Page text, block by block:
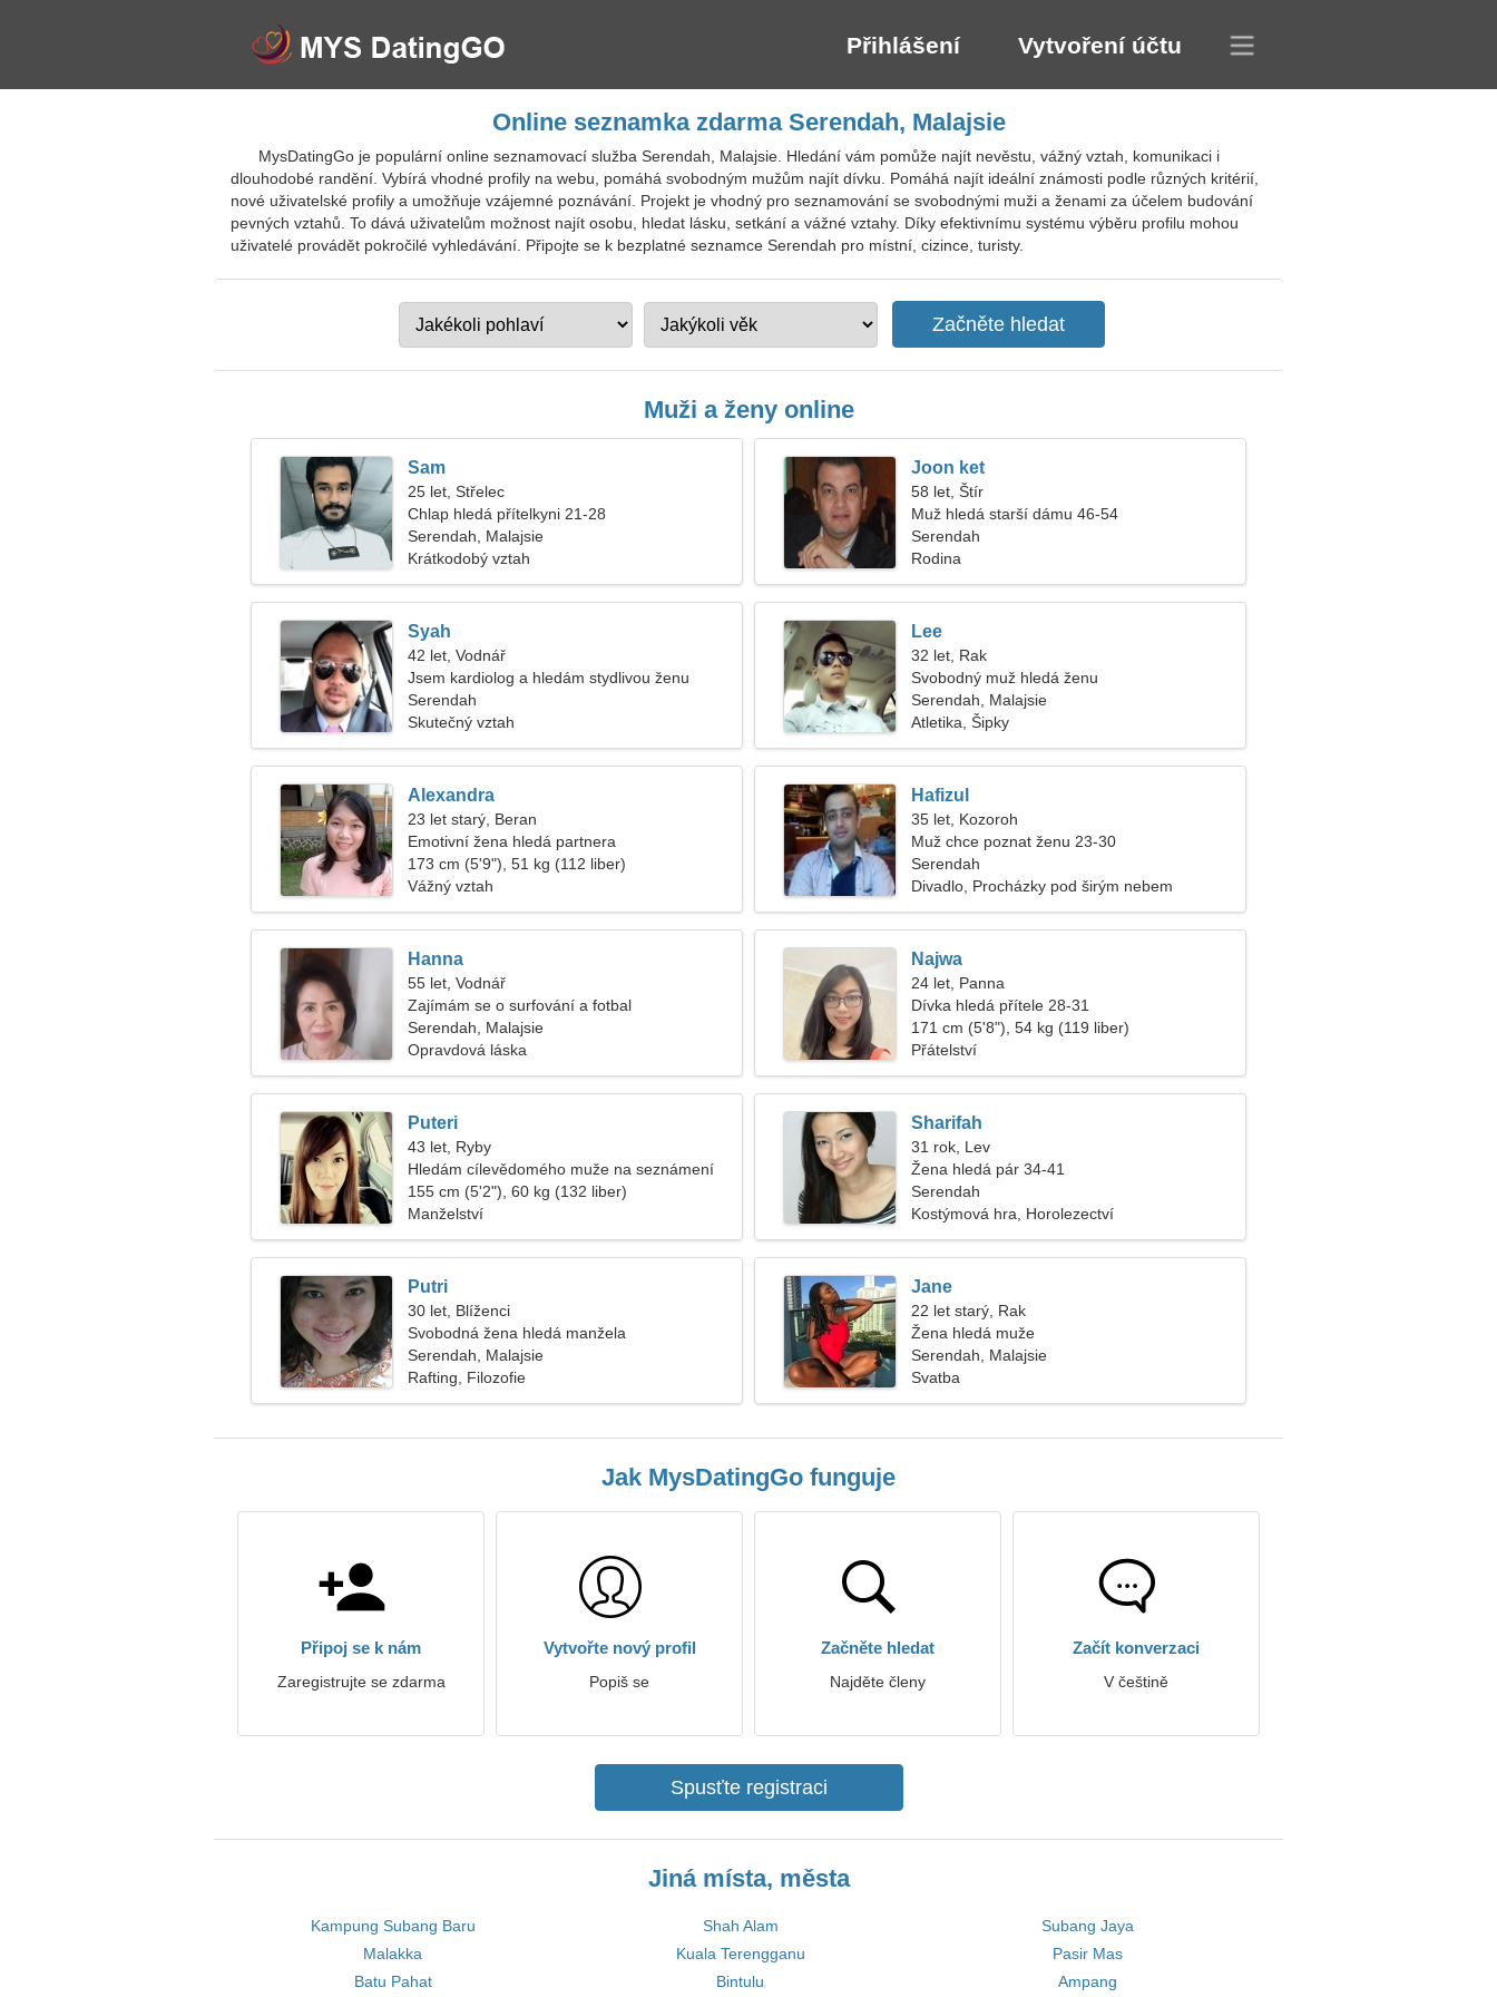
Přihlášení Vytvoření účtu
Online seznamka zdarma Serendah, Malajsie
MysDatingGo je populární online seznamovací služba Serendah, Malajsie. Hledání vám pomůže najít nevěstu, vážný vztah, komunikaci i
dlouhodobé randění. Vybírá vhodné profily na webu, pomáhá svobodným mužům najít dívku. Pomáhá najít ideální známosti podle různých kritérií,
nové uživatelské profily a umožňuje vzájemné poznávání. Projekt je vhodný pro seznamování se svobodnými muži a ženami za účelem budování
pevných vztahů. To dává uživatelům možnost najít osobu, hledat lásku, setkání a vážné vztahy. Díky efektivnímu systému výběru profilu mohou
uživatelé provádět pokročilé vyhledávání. Připojte se k bezplatné seznamce Serendah pro místní, cizince, turisty.
Muži a ženy online
Sam
25 let, Střelec
Chlap hledá přítelkyni 21-28
Serendah, Malajsie
Krátkodobý vztah
Joon ket
58 let, Štír
Muž hledá starší dámu 46-54
Serendah
Rodina
Syah
42 let, Vodnář
Jsem kardiolog a hledám stydlivou ženu
Serendah
Skutečný vztah
Lee
32 let, Rak
Svobodný muž hledá ženu
Serendah, Malajsie
Atletika, Šipky
Alexandra
23 let starý, Beran
Emotivní žena hledá partnera
173 cm (5'9"), 51 kg (112 liber)
Vážný vztah
Hafizul
35 let, Kozoroh
Muž chce poznat ženu 23-30
Serendah
Divadlo, Procházky pod širým nebem
Hanna
55 let, Vodnář
Zajímám se o surfování a fotbal
Serendah, Malajsie
Opravdová láska
Najwa
24 let, Panna
Dívka hledá přítele 28-31
171 cm (5'8"), 54 kg (119 liber)
Přátelství
Puteri
43 let, Ryby
Hledám cílevědomého muže na seznámení
155 cm (5'2"), 60 kg (132 liber)
Manželství
Sharifah
31 rok, Lev
Žena hledá pár 34-41
Serendah
Kostýmová hra, Horolezectví
Putri
30 let, Blíženci
Svobodná žena hledá manžela
Serendah, Malajsie
Rafting, Filozofie
Jane
22 let starý, Rak
Žena hledá muže
Serendah, Malajsie
Svatba
Jak MysDatingGo funguje
Připoj se k nám
Zaregistrujte se zdarma
Vytvořte nový profil
Popiš se
Začněte hledat
Najděte členy
Začít konverzaci
V češtině
Spusťte registraci
Jiná místa, města
Kampung Subang Baru Shah Alam
Subang Jaya
Malakka
Kuala Terengganu
Pasir Mas
Batu Pahat
Bintulu Ampang